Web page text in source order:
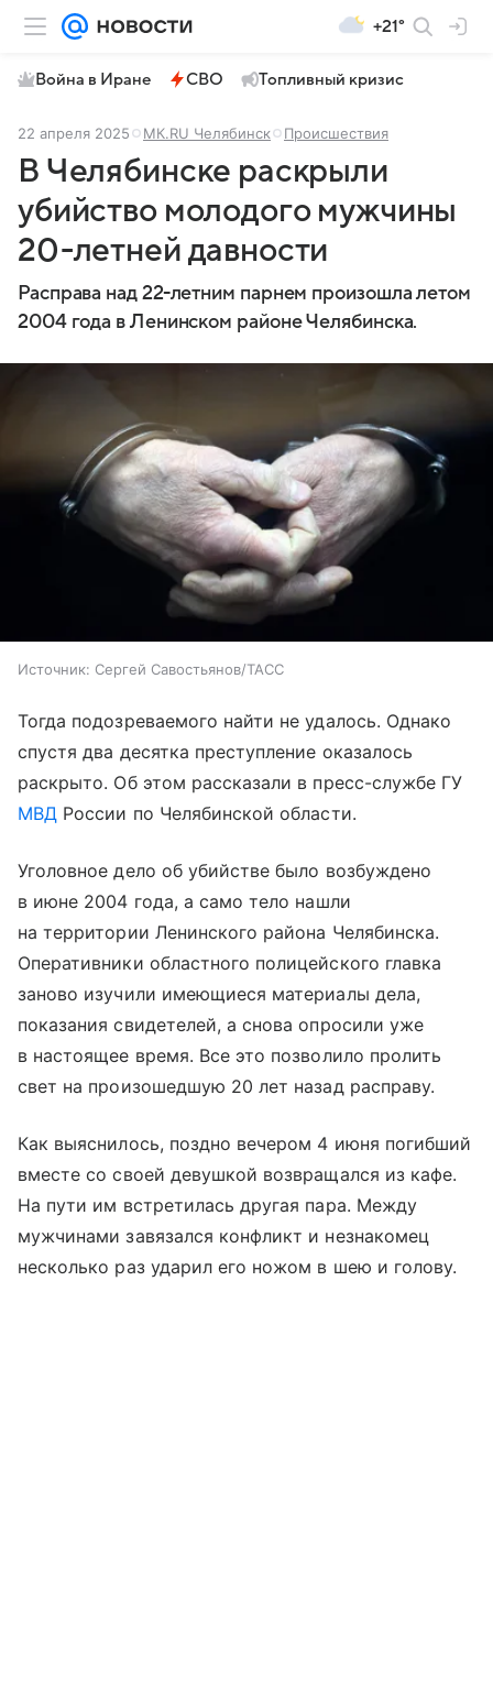
+21°
Война в Иране СВО Топливный кризис
22 апреля 2025 МК.RU Челябинск Происшествия
В Челябинске раскрыли
убийство молодого мужчины
20-летней давности
Расправа над 22-летним парнем произошла летом
2004 года в Ленинском районе Челябинска.
Источник: Сергей Савостьянов/ТАСС
Тогда подозреваемого найти не удалось. Однако
спустя два десятка преступление оказалось
раскрыто. Об этом рассказали в пресс-службе ГУ
МВД России по Челябинской области.
Уголовное дело об убийстве было возбуждено
в июне 2004 года, а само тело нашли
на территории Ленинского района Челябинска.
Оперативники областного полицейского главка
заново изучили имеющиеся материалы дела,
показания свидетелей, а снова опросили уже
в настоящее время. Все это позволило пролить
свет на произошедшую 20 лет назад расправу.
Как выяснилось, поздно вечером 4 июня погибший
вместе со своей девушкой возвращался из кафе.
На пути им встретилась другая пара. Между
мужчинами завязался конфликт и незнакомец
несколько раз ударил его ножом в шею и голову.